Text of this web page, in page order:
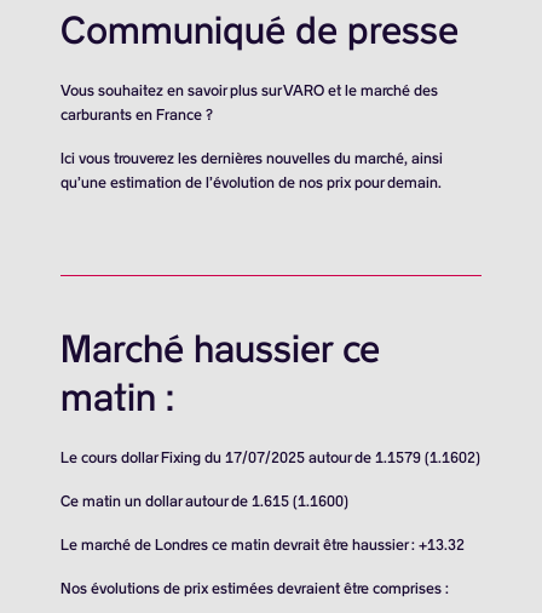
Communiqué de presse
Vous souhaitez en savoir plus sur VARO et le marché des
carburants en France ?
Ici vous trouverez les dernières nouvelles du marché, ainsi
qu’une estimation de l’évolution de nos prix pour demain.
Marché haussier ce
matin :
Le cours dollar Fixing du 17/07/2025 autour de 1.1579 (1.1602)
Ce matin un dollar autour de 1.615 (1.1600)
Le marché de Londres ce matin devrait être haussier : +13.32
Nos évolutions de prix estimées devraient être comprises :